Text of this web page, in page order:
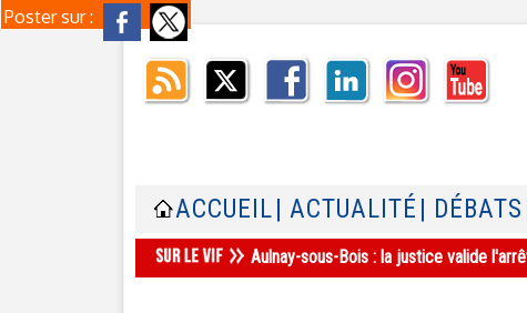
Poster sur :
ACCUEIL | ACTUALITÉ | DÉBATS
Aulnay-sous-Bois : la justice valide